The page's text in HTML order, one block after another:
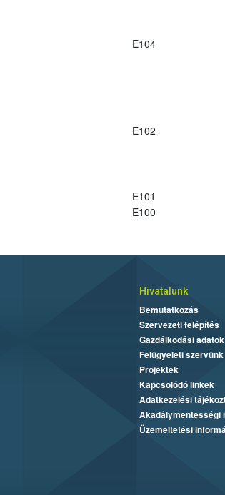
E104
E102
E101
E100
Hivatalunk
Bemutatkozás
Szervezeti felépítés
Gazdálkodási adatok
Felügyeleti szervünk
Projektek
Kapcsolódó linkek
Adatkezelési
Akadálymentességi
Üzemeltetési